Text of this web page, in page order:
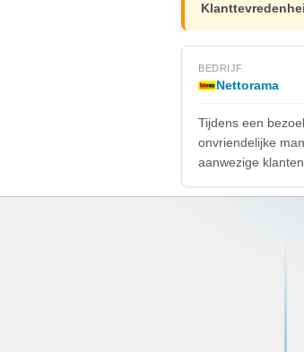
BEDRIJF
Nettorama
Tijdens een
onvriendelijke
aanwezige